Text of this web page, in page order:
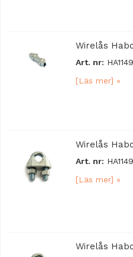
Wirelås
Art. nr:
[Läs mer] »
Wirelås
Art. nr:
[Läs mer] »
Wirelås